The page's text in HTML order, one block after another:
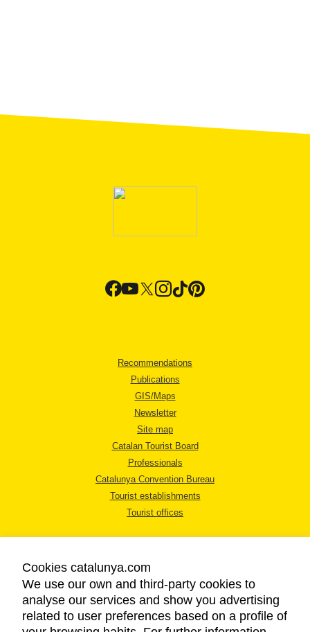
Recommendations
Publications
GIS/Maps
Newsletter
Site map
Catalan Tourist Board
Professionals
Catalunya Convention Bureau
Tourist establishments
Tourist offices
LEGAL NOTICE
PRIVACY POLICY
Cookies catalunya.com
We use our own and third-party cookies to
analyse our services and show you advertising
related to user preferences based on a profile of